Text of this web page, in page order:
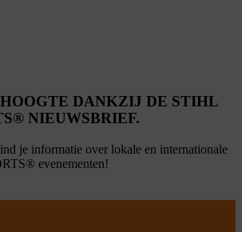
DANKZIJ DE STIHL
NIEUWSBRIEF.
je informatie over lokale en internationale
evenementen!